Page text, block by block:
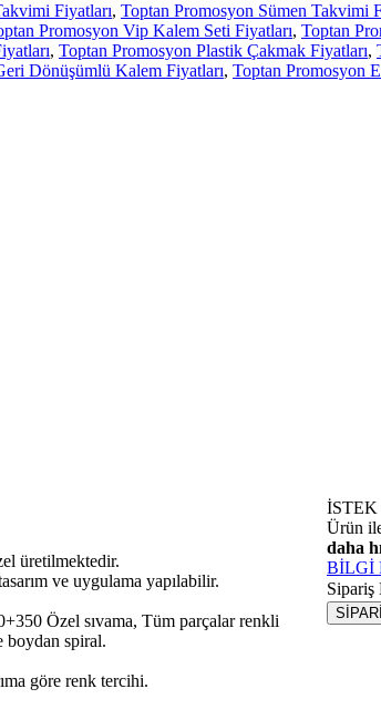
Fiyatları, Toptan Promosyon Sümen Takvimi
Promosyon Vip Kalem Seti Fiyatları, Toptan
, Toptan Promosyon Plastik Çakmak Fiyatları,
Dönüşümlü Kalem Fiyatları, Toptan Promosyon
üretilmektedir.
ve uygulama yapılabilir.
Özel sıvama, Tüm parçalar renkli
boydan spiral.
göre renk tercihi.
Ürün
daha
BİLGİ
Sipariş